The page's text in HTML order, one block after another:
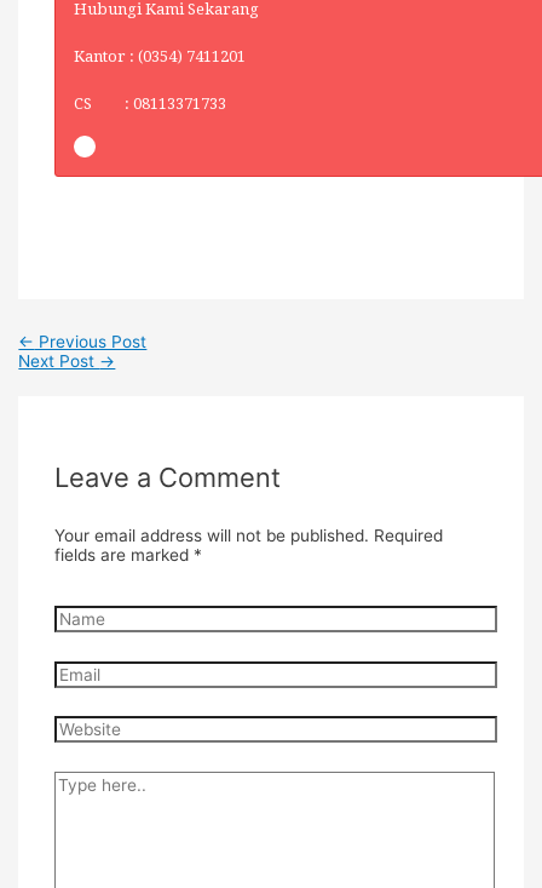
Hubungi Kami Sekarang
Kantor : (0354) 7411201
CS : 08113371733
← Previous Post
Next Post →
Leave a Comment
Your email address will not be published. Required
fields are marked *
Name
Email
Website
Type
here..